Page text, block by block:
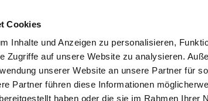
Cookies
Inhalte und Anzeigen zu personalisieren,
Zugriffe auf unsere Website zu analysieren.
unserer Website an unsere Partner für
Partner führen diese Informationen
haben oder die sie im Rahmen Ihrer
SUCHEN TIPPS & HILFE